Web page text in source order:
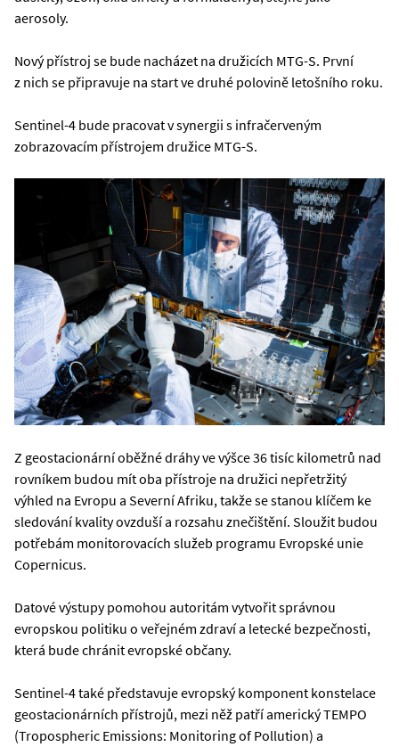
aerosoly.
Nový přístroj se bude nacházet na družicích MTG-S. První
z nich se připravuje na start ve druhé polovině letošního roku.
Sentinel-4 bude pracovat v synergii s infračerveným
zobrazovacím přístrojem družice MTG-S.
Z geostacionární oběžné dráhy ve výšce 36 tisíc kilometrů nad
rovníkem budou mít oba přístroje na družici nepřetržitý
výhled na Evropu a Severní Afriku, takže se stanou klíčem ke
sledování kvality ovzduší a rozsahu znečištění. Sloužit budou
potřebám monitorovacích služeb programu Evropské unie
Copernicus.
Datové výstupy pomohou autoritám vytvořit správnou
evropskou politiku o veřejném zdraví a letecké bezpečnosti,
která bude chránit evropské občany.
Sentinel-4 také představuje evropský komponent konstelace
geostacionárních přístrojů, mezi něž patří americký TEMPO
(Tropospheric Emissions: Monitoring of Pollution) a